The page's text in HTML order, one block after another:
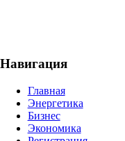
Навигация
Главная
Энергетика
Бизнес
Экономика